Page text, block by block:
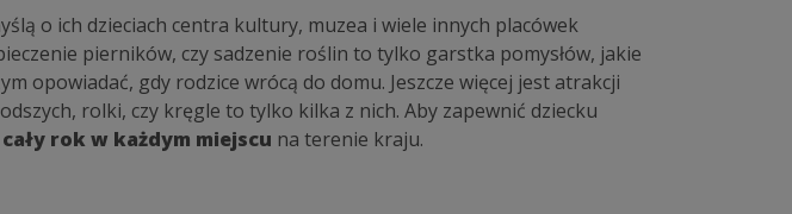
o ich dzieciach centra kultury, muzea i wiele innych placówek
pierników, czy sadzenie roślin to tylko garstka pomysłów, jakie
opowiadać, gdy rodzice wrócą do domu. Jeszcze więcej jest atrakcji
rolki, czy kręgle to tylko kilka z nich. Aby zapewnić dziecku
rok w każdym miejscu na terenie kraju.